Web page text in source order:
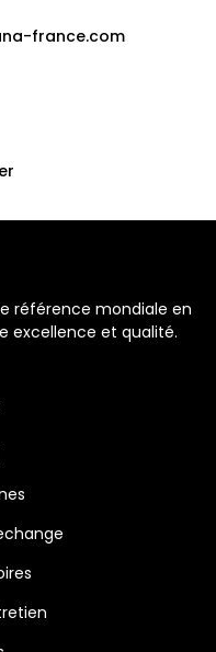
france.com
référence mondiale en
excellence et qualité.